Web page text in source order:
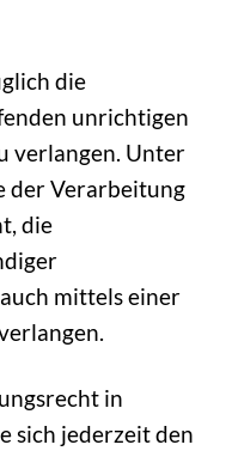
die
unrichtigen
verlangen. Unter
der Verarbeitung
die
mittels einer
in
sich jederzeit den